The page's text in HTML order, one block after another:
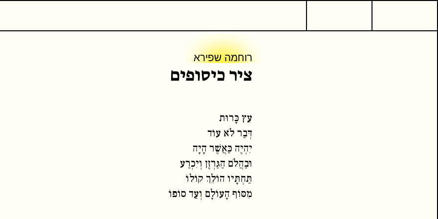
רוחמה שפירא
אודות
המשך קריאה כתבים נוספים
ציר כיסופים
עֵץ כָּרוּת
דְּבַר לֹא עוֹד
יִהְיֶה כַּאֲשֶׁר הָיָה
וּבַהֲלֹם הַגַּרְזֶן וְיִכְרַע
תַּחְתָּיו הוֹלֵךְ קוֹלוֹ
מִסּוֹף הָעוֹלָם וְעַד סוֹפוֹ